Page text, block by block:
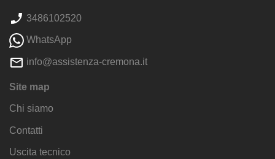
3486102520
WhatsApp
info@assistenza-cremona.it
Site map
Chi siamo
Contatti
Uscita tecnico